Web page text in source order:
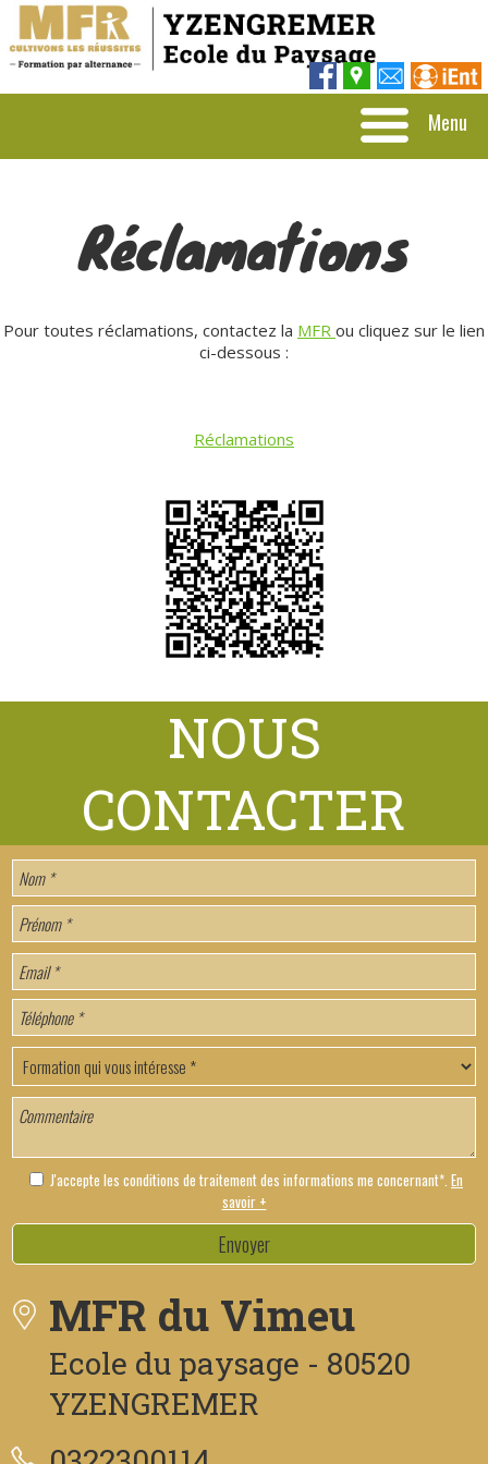
Menu
Réclamations
Pour toutes réclamations, contactez la MFR ou cliquez sur le lien
ci-dessous :
Réclamations
J'accepte les conditions de traitement des informations me concernant*. En
savoir +
Envoyer
MFR du Vimeu
Ecole du paysage - 80520
YZENGREMER